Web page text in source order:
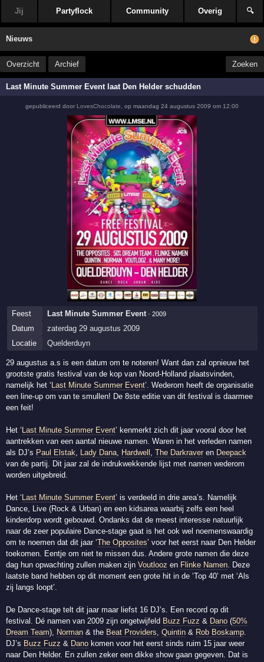
Jij Partyflock Community Overig 🔍
Nieuws
Overzicht Archief Zoeken
Last Minute Summer Event laat Den Helder schudden
gepubliceerd door LovesChocolate op maandag 24 augustus 2009 om 12:00
Feest Last Minute Summer Event · 2009
Datum
zaterdag 29 augustus 2009
Locatie
Quelderduyn
29 augustus a.s is een datum om te noteren! Want dan zal opnieuw het
grootste gratis festival van de kop van Noord-Holland plaatsvinden,
namelijk het ‘ Last Minute Summer Event’. Wederom heeft de organisatie
een line-up om van te smullen! De 8ste editie van dit festival is daarmee
een feit!
Het ‘ Last Minute Summer Event’ kenmerkt zich dit jaar vooral door het
aantrekken van een aantal nieuwe namen. Waren in het verleden namen
als DJ’s Paul Elstak Lady Dana Hardwell ,The Darkraver en Deepack
van de partij. Dit jaar zal de indrukwekkende lijst met namen wederom
worden uitgebreid.
Het ‘ Last Minute Summer Event’ is verdeeld in drie area’s. Namelijk
Dance, Live (Rock & Urban) en een kidsarea waarbij zelfs een heel
kinderdorp wordt gebouwd. Ondanks dat de meest interesse natuurlijk
naar de zeer populaire Dance-stage gaat is het ook wel noemenswaardig
om te noemen dat dit jaar ‘The Opposites’ voor het eerst naar Den Helder
toekomen. Eentje om niet te missen dus. Andere grote namen die deze
dag hun opwachting zullen maken zijnVoutlooz en Flinke Namen . Deze
laatste band hebben op dit moment een grote hit in de ‘Top 40’ met ‘Als
zij langs loopt’.
De Dance-stage telt dit jaar maar liefst 16 DJ’s. Een record op dit
festival. Dé namen van 2009 zijn ongetwijfeld Buzz Fuzz & Dano (50%
Dream Team), Norman & the Beat Providers ,Quintin & Rob Boskamp
DJ’s Buzz Fuzz & Dano komen voor het eerst sinds ruim 15 jaar weer
naar Den Helder. En zullen zeker een dikke show gaan gegeven. Dat is